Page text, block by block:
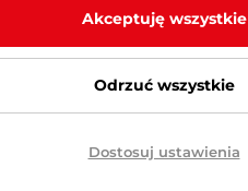
Akceptuję wszystkie
Odrzuć wszystkie
Dostosuj ustawienia